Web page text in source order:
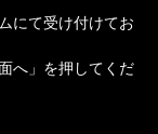
にて受け付けてお
へ」を押してくだ